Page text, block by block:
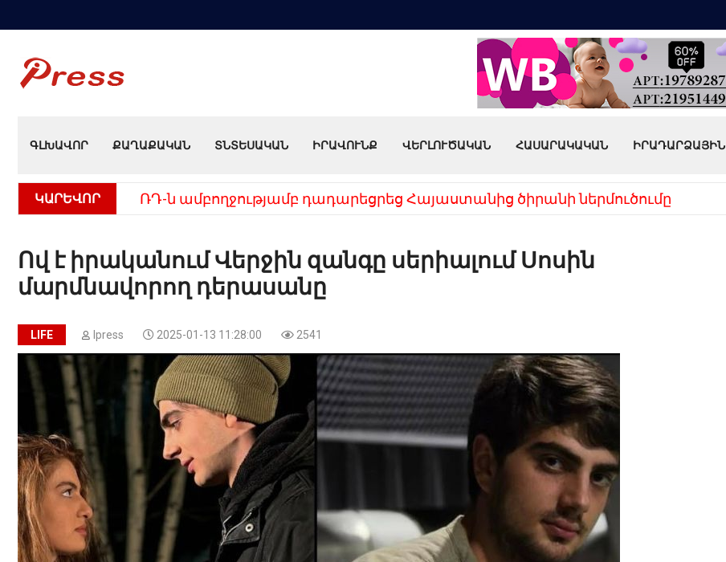
ԳԼԽԱՎՈՐ ՔԱՂԱՔԱԿԱՆ ՏՆՏԵՍԱԿԱՆ ԻՐԱՎՈՒՆՔ ՎԵՐԼՈՒԾԱԿԱՆ ՀԱՍԱՐԱԿԱԿԱՆ ԻՐԱԴԱՐՁԱՅԻՆ
ԿԱՐԵՎՈՐ ՌԴ-ն ամբողջությամբ դադարեցրեց Հայաստանից ծիրանի ներմուծումը
Ով է իրականում Վերջին զանգը սերիալում Սոսին
մարմնավորող դերասանը
LIFE Ipress 2025-01-13 11:28:00 2541